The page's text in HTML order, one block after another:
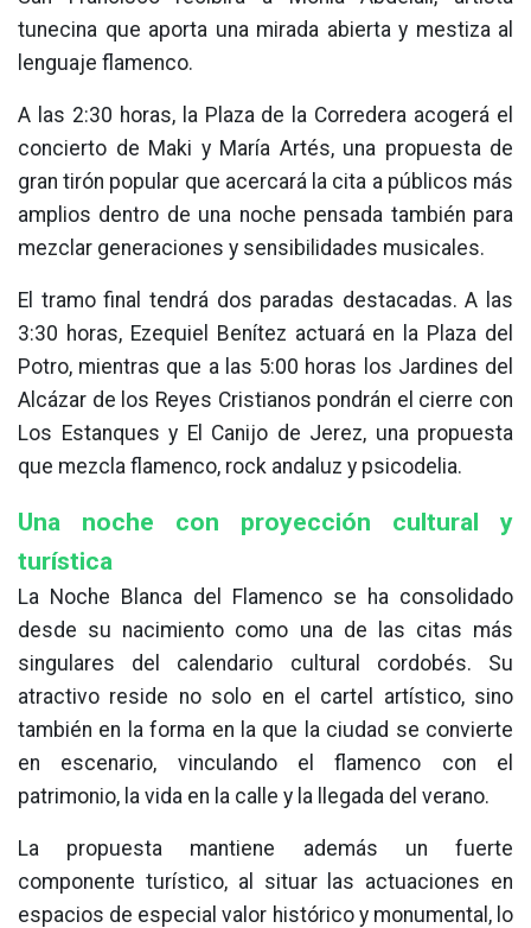
tunecina que aporta una mirada abierta y mestiza al
lenguaje flamenco.
A las 2:30 horas, la Plaza de la Corredera acogerá el
concierto de Maki y María Artés, una propuesta de
gran tirón popular que acercará la cita a públicos más
amplios dentro de una noche pensada también para
mezclar generaciones y sensibilidades musicales.
El tramo final tendrá dos paradas destacadas. A las
3:30 horas, Ezequiel Benítez actuará en la Plaza del
Potro, mientras que a las 5:00 horas los Jardines del
Alcázar de los Reyes Cristianos pondrán el cierre con
Los Estanques y El Canijo de Jerez, una propuesta
que mezcla flamenco, rock andaluz y psicodelia.
Una noche con proyección cultural y
turística
La Noche Blanca del Flamenco se ha consolidado
desde su nacimiento como una de las citas más
singulares del calendario cultural cordobés. Su
atractivo reside no solo en el cartel artístico, sino
también en la forma en la que la ciudad se convierte
en escenario, vinculando el flamenco con el
patrimonio, la vida en la calle y la llegada del verano.
La propuesta mantiene además un fuerte
componente turístico, al situar las actuaciones en
espacios de especial valor histórico y monumental, lo